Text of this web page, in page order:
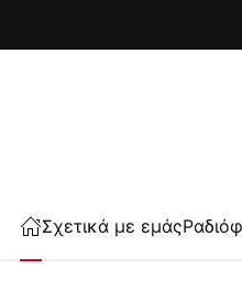
Σχετικά με εμάς